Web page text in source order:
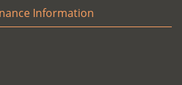
Information